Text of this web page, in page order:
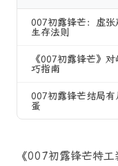
007初露锋芒：虚
生存法则
《007初露锋芒》
巧指南
007初露锋芒结局
蛋
《007初露锋芒特